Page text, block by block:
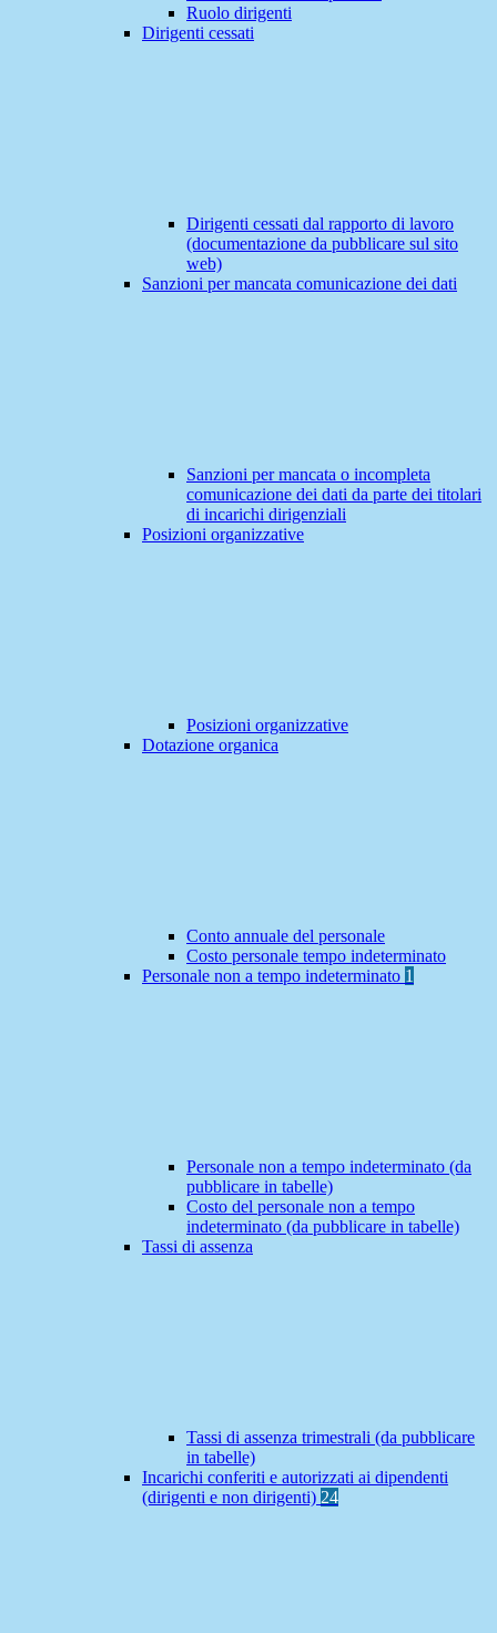
Ruolo dirigenti
Dirigenti cessati
Dirigenti cessati dal rapporto di lavoro
(documentazione da pubblicare sul sito
web)
Sanzioni per mancata comunicazione dei dati
Sanzioni per mancata o incompleta
comunicazione dei dati da parte dei titolari
di incarichi dirigenziali
Posizioni organizzative
Posizioni organizzative
Dotazione organica
Conto annuale del personale
Costo personale tempo indeterminato
Personale non a tempo indeterminato 1
Personale non a tempo indeterminato (da
pubblicare in tabelle)
Costo del personale non a tempo
indeterminato (da pubblicare in tabelle)
Tassi di assenza
Tassi di assenza trimestrali (da pubblicare
in tabelle)
Incarichi conferiti e autorizzati ai dipendenti
(dirigenti e non dirigenti) 24